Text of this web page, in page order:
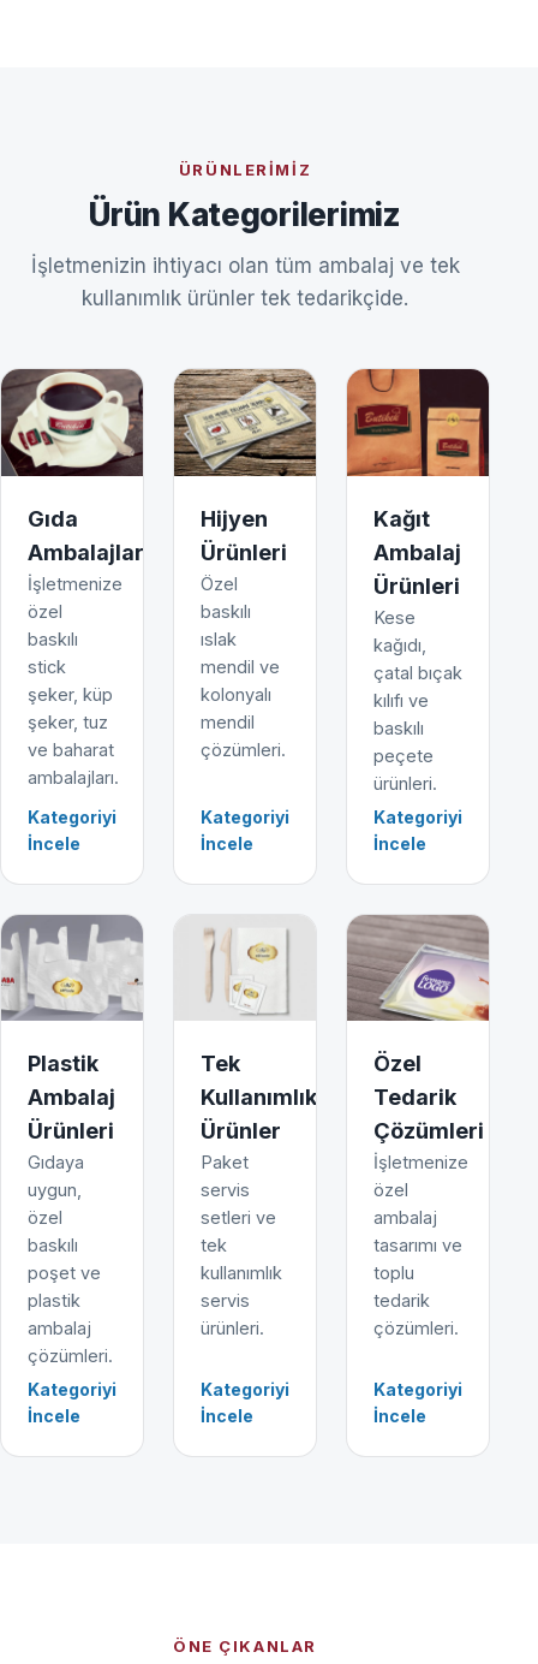
ÜRÜNLERIMIZ
Ürün Kategorilerimiz
İşletmenizin ihtiyacı olan tüm ambalaj ve tek
kullanımlık ürünler tek tedarikçide.
Gıda
Ambalajları
İşletmenize
özel
baskılı
stick
şeker, küp
şeker, tuz
ve baharat
ambalajları.
Kategoriyi
İncele
Hijyen
Ürünleri
Özel
baskılı
ıslak
mendil ve
kolonyalı
mendil
çözümleri.
Kategoriyi
İncele
Kağıt
Ambalaj
Ürünleri
Kese
kağıdı,
çatal bıçak
kılıfı ve
baskılı
peçete
ürünleri.
Kategoriyi
İncele
Plastik
Ambalaj
Ürünleri
Gıdaya
uygun,
özel
baskılı
poşet ve
plastik
ambalaj
çözümleri.
Kategoriyi
İncele
Tek
Kullanımlık
Ürünler
Paket
servis
setleri ve
tek
kullanımlık
servis
ürünleri.
Kategoriyi
İncele
Özel
Tedarik
Çözümleri
İşletmenize
özel
ambalaj
tasarımı ve
toplu
tedarik
çözümleri.
Kategoriyi
İncele
ÖNE ÇIKANLAR